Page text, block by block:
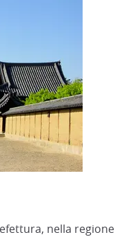
nella regione